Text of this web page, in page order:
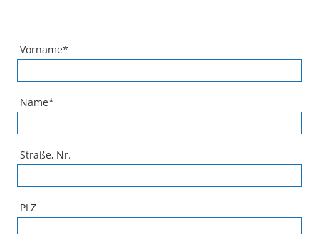
Vorname*
Name*
Straße, Nr.
PLZ